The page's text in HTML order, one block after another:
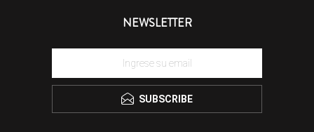
NEWSLETTER
SUBSCRIBE